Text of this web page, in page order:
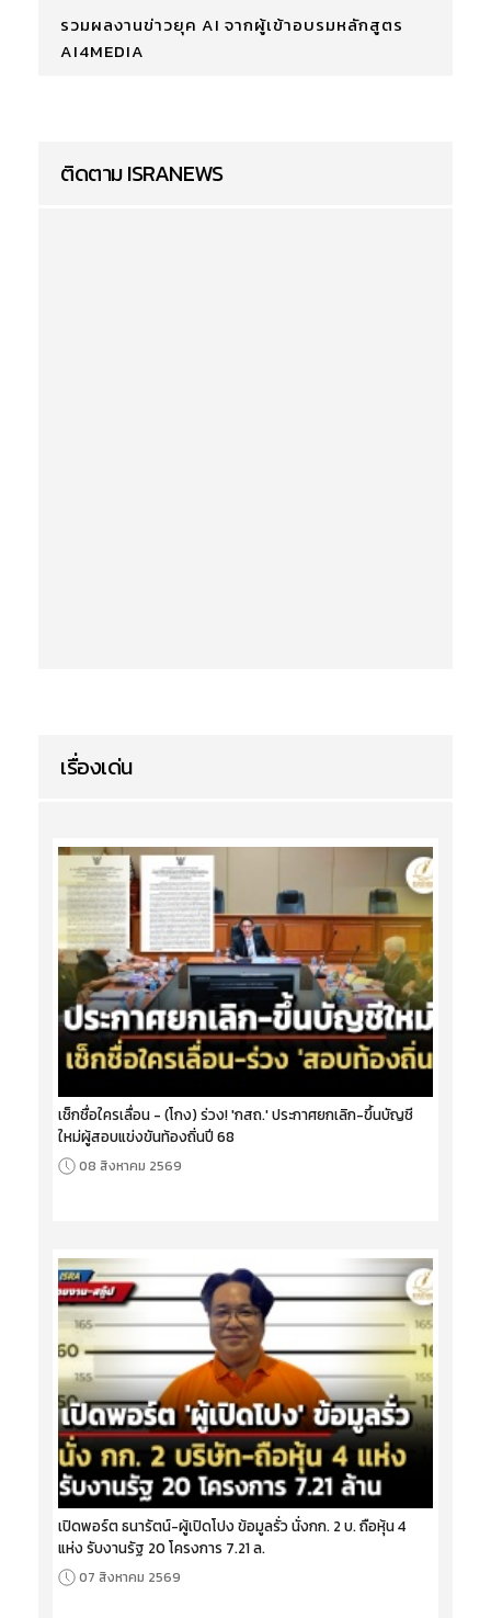
รวมผลงานข่าวยุค AI จากผู้เข้าอบรมหลักสูตร
AI4MEDIA
ติดตาม ISRANEWS
เรื่องเด่น
เช็กชื่อใครเลื่อน - (โกง) ร่วง! 'กสถ.' ประกาศยกเลิก-ขึ้นบัญชี
ใหม่ผู้สอบแข่งขันท้องถิ่นปี 68
08 สิงหาคม 2569
เปิดพอร์ต ธนารัตน์-ผู้เปิดโปง ข้อมูลรั่ว นั่งกก. 2 บ. ถือหุ้น 4
แห่ง รับงานรัฐ 20 โครงการ 7.21 ล.
07 สิงหาคม 2569